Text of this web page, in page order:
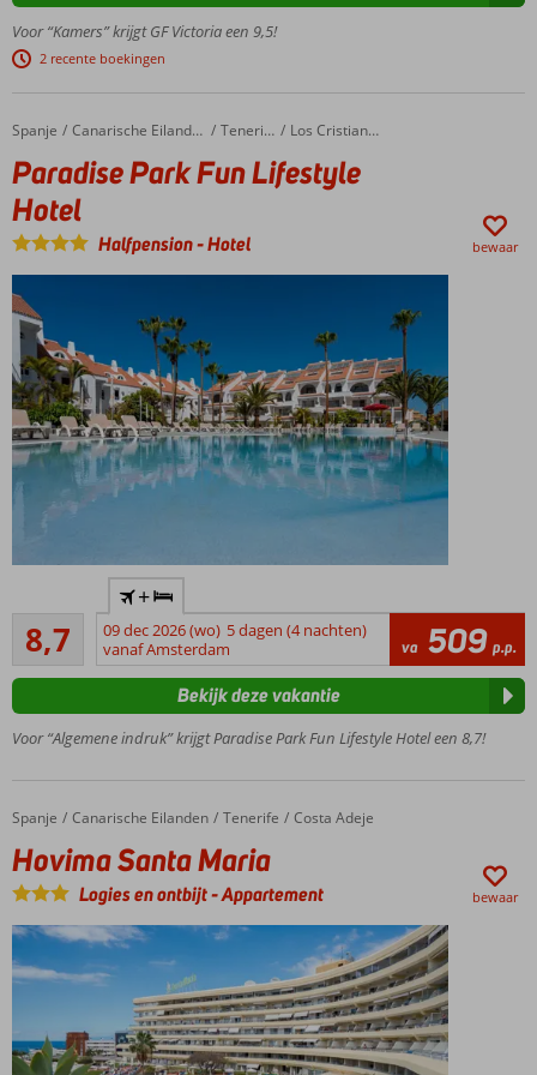
hele
gezin
Unieke
kinderfaciliteiten!
Stijlvol
suites met
aparte
slaapkamer
Toprestaurants
en Adults Only
ook
mogelijk
Voor “Kamers” krijgt GF Victoria een 9,5!
2 recente boekingen
Home
Spanje Canarische Eilanden Tenerife Los Cristianos
Paradise Park Fun Lifestyle Hotel
Paradise Park Fun Lifestyle
Hotel
Halfpension-Hotel bewaar
Geschikt
families
en
koppels
kamers
en
suites
miniclub/disco
en
speeltuintjes
In de zomer
ook o.b.v.
Ontbijt of
Halfpension
8,7
Aanrader
3
beoordelingen
+
09 dec 2026 (wo) 5 dagen (4 nachten)
vanaf Amsterdam
va 509 p.p.
Voor “Algemene indruk” krijgt Paradise Park Fun Lifestyle Hotel een 8,7!
Bekijk deze vakantie
Home
Spanje Canarische Eilanden Tenerife Costa Adeje
Hovima Santa Maria
Hovima Santa Maria
Logies en ontbijt-Appartement bewaar